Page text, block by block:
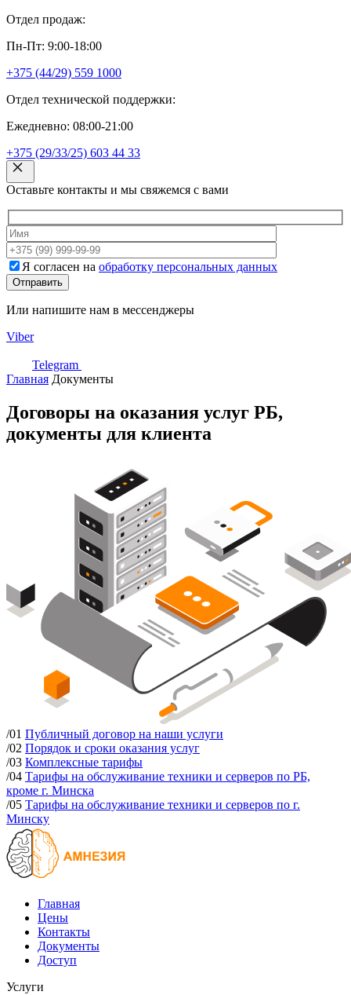
Отдел продаж:
Пн-Пт: 9:00-18:00
+375 (44/29) 559 1000
Отдел технической поддержки:
Ежедневно: 08:00-21:00
+375 (29/33/25) 603 44 33
Оставьте контакты и мы свяжемся с вами
Я согласен на обработку персональных данных
Или напишите нам в мессенджеры
Viber
Telegram
Главная Документы
Договоры на оказания услуг РБ,
документы для клиента
/01 Публичный договор на наши услуги
/02 Порядок и сроки оказания услуг
/03 Комплексные тарифы
/04 Тарифы на обслуживание техники и серверов по РБ,
кроме г. Минска
/05 Тарифы на обслуживание техники и серверов по г.
Минску
Главная
Цены
Контакты
Документы
Доступ
Услуги